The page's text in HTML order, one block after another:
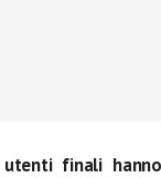
utenti finali